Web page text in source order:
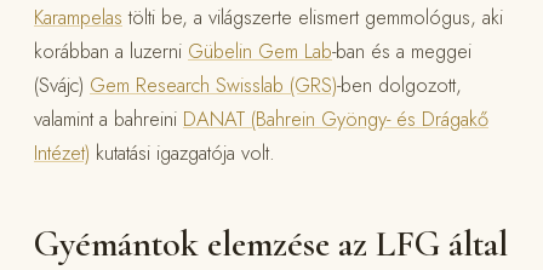
Karampelas tölti be, a világszerte elismert gemmológus, aki
korábban a luzerni Gübelin Gem Lab-ban és a meggei
(Svájc) Gem Research Swisslab (GRS)-ben dolgozott,
valamint a bahreini DANAT (Bahrein Gyöngy- és Drágakő
Intézet) kutatási igazgatója volt.
Gyémántok elemzése az LFG által